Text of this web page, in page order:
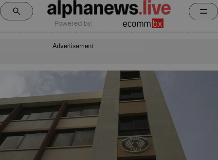
Powered by:
Advertisement